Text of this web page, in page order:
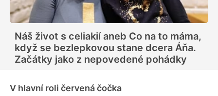
Náš život s celiakií aneb Co na to máma,
když se bezlepkovou stane dcera Áňa.
Začátky jako z nepovedené pohádky
V hlavní roli červená čočka